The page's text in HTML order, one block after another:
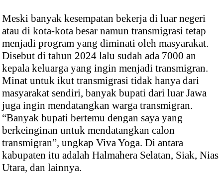
Meski banyak kesempatan bekerja di luar negeri
atau di kota-kota besar namun transmigrasi tetap
menjadi program yang diminati oleh masyarakat.
Disebut di tahun 2024 lalu sudah ada 7000 an
kepala keluarga yang ingin menjadi transmigran.
Minat untuk ikut transmigrasi tidak hanya dari
masyarakat sendiri, banyak bupati dari luar Jawa
juga ingin mendatangkan warga transmigran.
“Banyak bupati bertemu dengan saya yang
berkeinginan untuk mendatangkan calon
transmigran”, ungkap Viva Yoga. Di antara
kabupaten itu adalah Halmahera Selatan, Siak, Nias
Utara, dan lainnya.